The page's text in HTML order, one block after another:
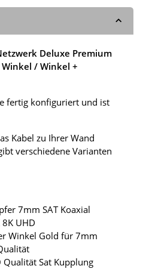
Deluxe Premium
/ Winkel +
fertig konfiguriert und ist
Kabel zu Ihrer Wand
verschiedene Varianten
7mm SAT Koaxial
UHD
Winkel Gold für 7mm
Sat Kupplung